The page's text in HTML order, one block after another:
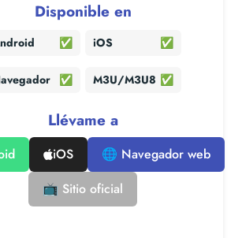
Disponible en
✅ iOS ✅
✅ M3U/M3U8 ✅
Llévame a
iOS
🌐 Navegador web
📺 Sitio oficial